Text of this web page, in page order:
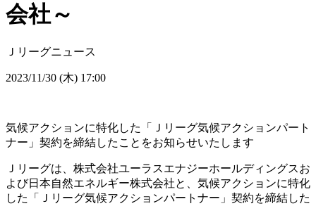
会社～
Ｊリーグニュース
2023/11/30 (木) 17:00
気候アクションに特化した「Ｊリーグ気候アクションパート
ナー」契約を締結したことをお知らせいたします
Ｊリーグは、株式会社ユーラスエナジーホールディングスお
よび日本自然エネルギー株式会社と、気候アクションに特化
した「Ｊリーグ気候アクションパートナー」契約を締結した